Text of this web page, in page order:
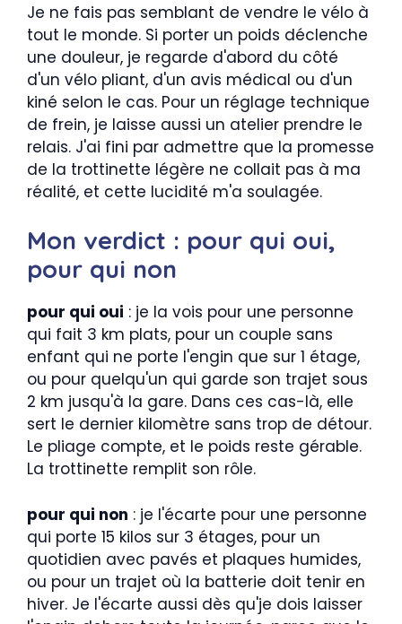
Je ne fais pas semblant de vendre le vélo à
tout le monde. Si porter un poids déclenche
une douleur, je regarde d'abord du côté
d'un vélo pliant, d'un avis médical ou d'un
kiné selon le cas. Pour un réglage technique
de frein, je laisse aussi un atelier prendre le
relais. J'ai fini par admettre que la promesse
de la trottinette légère ne collait pas à ma
réalité, et cette lucidité m'a soulagée.
Mon verdict : pour qui oui,
pour qui non
pour qui oui : je la vois pour une personne
qui fait 3 km plats, pour un couple sans
enfant qui ne porte l'engin que sur 1 étage,
ou pour quelqu'un qui garde son trajet sous
2 km jusqu'à la gare. Dans ces cas-là, elle
sert le dernier kilomètre sans trop de détour.
Le pliage compte, et le poids reste gérable.
La trottinette remplit son rôle.
pour qui non : je l'écarte pour une personne
qui porte 15 kilos sur 3 étages, pour un
quotidien avec pavés et plaques humides,
ou pour un trajet où la batterie doit tenir en
hiver. Je l'écarte aussi dès qu'je dois laisser